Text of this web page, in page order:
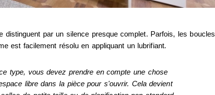
distinguent par un silence presque complet. Parfois, les boucles
est facilement résolu en appliquant un lubrifiant.
type, vous devez prendre en compte une chose
libre dans la pièce pour s'ouvrir. Cela devient